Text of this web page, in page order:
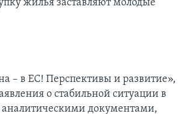
жилья заставляют молодые
– в ЕС! Перспективы и развитие»,
о стабильной ситуации в
документами,